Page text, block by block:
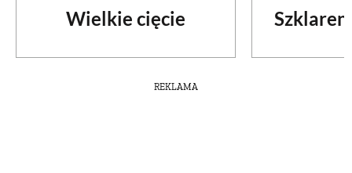
Wielkie cięcie
REKLAMA